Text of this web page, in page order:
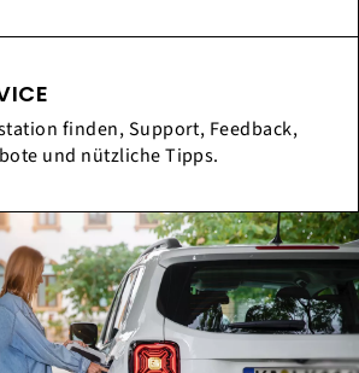
finden, Support, Feedback,
und nützliche Tipps.